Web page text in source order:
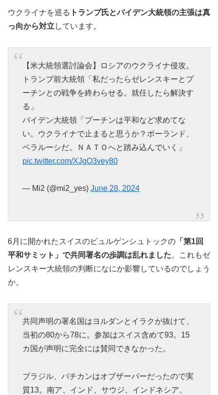
ウクライナを巡る トランプ氏とバイデン大統領の主張は真
っ向から対立 しています。
【米大統領選討論会】ロシアのウクライナ侵攻。
トランプ前大統領「私だったらゼレンスキーとプ
ーチンとの戦争を終わらせる。就任したら解決す
る」
バイデン大統領「プーチンは平和など求めてな
い。ウクライナで止まると思うか？ポーランド、
ベラルーシだ。ＮＡＴＯへと踏み込んでいく」
pic.twitter.com/XJgO3vey80
— Mi2 (@mi2_yes) June 28, 2024
6月に開かれたスイスのビュルゲンシュトックの 「第1回
平和サミット」で共同署名の歩調は乱れました。これもゼ
レンスキー大統領の判断になにか影響しているのでしょう
か。
共同声明の署名国はヨルダンとイラクが抜けて、
当初の80から78に。参加はスイス含めて93。15
カ国が声明に完全には賛同できなかった。
ブラジル、バチカンはオブザーバーだったので実
質13。南ア、インド、サウジ、インドネシア、